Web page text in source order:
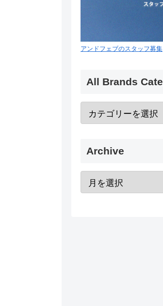
アンドフェブのスタッフ募集
All Brands
Archive